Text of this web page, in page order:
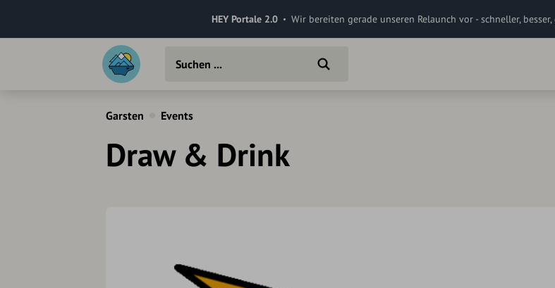
HEY Portale 2.0 Wir bereiten gerade unseren Relaunch vor - schneller, besser,
Garsten Events
Draw & Drink